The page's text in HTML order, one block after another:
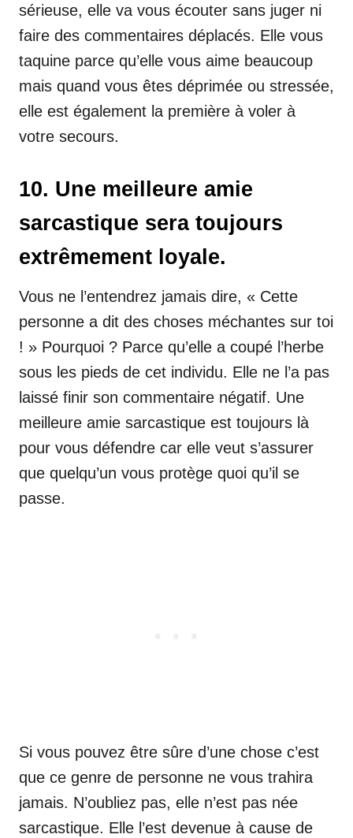
sérieuse, elle va vous écouter sans juger ni
faire des commentaires déplacés. Elle vous
taquine parce qu’elle vous aime beaucoup
mais quand vous êtes déprimée ou stressée,
elle est également la première à voler à
votre secours.
10. Une meilleure amie
sarcastique sera toujours
extrêmement loyale.
Vous ne l’entendrez jamais dire, « Cette
personne a dit des choses méchantes sur toi
! » Pourquoi ? Parce qu’elle a coupé l’herbe
sous les pieds de cet individu. Elle ne l’a pas
laissé finir son commentaire négatif. Une
meilleure amie sarcastique est toujours là
pour vous défendre car elle veut s’assurer
que quelqu’un vous protège quoi qu’il se
passe.
Si vous pouvez être sûre d’une chose c’est
que ce genre de personne ne vous trahira
jamais. N’oubliez pas, elle n’est pas née
sarcastique. Elle l’est devenue à cause de